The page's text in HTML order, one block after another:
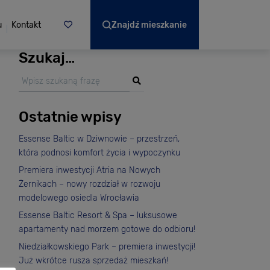
Kontakt Znajdź mieszkanie
Szukaj…
Ostatnie wpisy
Essense Baltic w Dziwnowie – przestrzeń,
która podnosi komfort życia i wypoczynku
Premiera inwestycji Atria na Nowych
Żernikach – nowy rozdział w rozwoju
modelowego osiedla Wrocławia
Essense Baltic Resort & Spa – luksusowe
apartamenty nad morzem gotowe do odbioru!
Niedziałkowskiego Park – premiera inwestycji!
Już wkrótce rusza sprzedaż mieszkań!